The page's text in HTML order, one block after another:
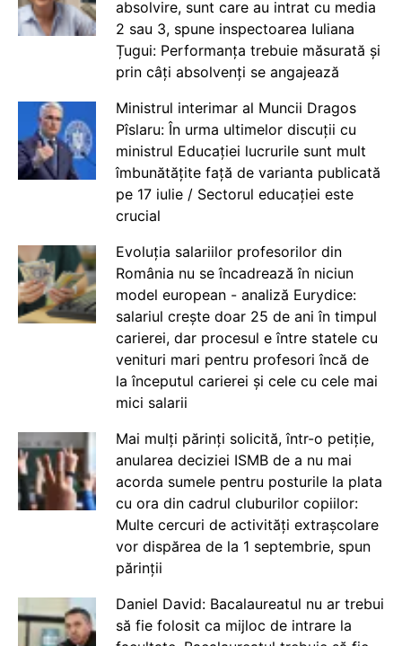
absolvire, sunt care au intrat cu media
2 sau 3, spune inspectoarea Iuliana
Țugui: Performanța trebuie măsurată și
prin câți absolvenți se angajează
Ministrul interimar al Muncii Dragos
Pîslaru: În urma ultimelor discuții cu
ministrul Educației lucrurile sunt mult
îmbunătățite față de varianta publicată
pe 17 iulie / Sectorul educației este
crucial
Evoluția salariilor profesorilor din
România nu se încadrează în niciun
model european - analiză Eurydice:
salariul crește doar 25 de ani în timpul
carierei, dar procesul e între statele cu
venituri mari pentru profesori încă de
la începutul carierei și cele cu cele mai
mici salarii
Mai mulți părinți solicită, într-o petiție,
anularea deciziei ISMB de a nu mai
acorda sumele pentru posturile la plata
cu ora din cadrul cluburilor copiilor:
Multe cercuri de activități extrașcolare
vor dispărea de la 1 septembrie, spun
părinții
Daniel David: Bacalaureatul nu ar trebui
să fie folosit ca mijloc de intrare la